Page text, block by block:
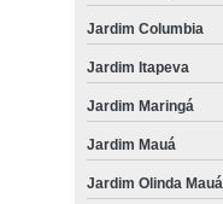
Jardim Columbia
Jardim Itapeva
Jardim Maringá
Jardim Mauá
Jardim Olinda Mauá